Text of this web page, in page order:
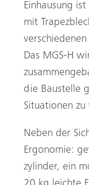
Einhausung
mit
Das MGS-H
die Baustelle
Situationen zu
Neben der
Ergonomie:
zylinder, ein